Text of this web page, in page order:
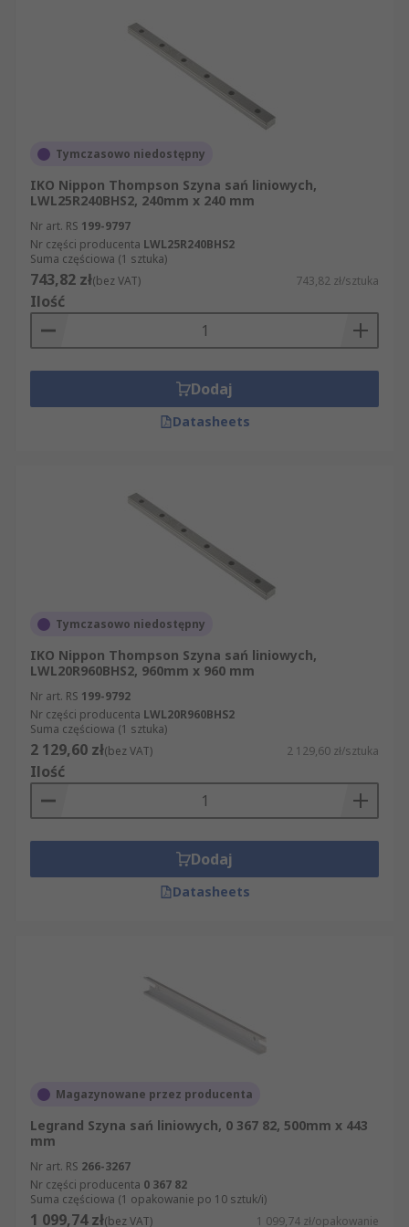
narzędzia, dostępnych w ramach takich działów
jak: Pneumatyka, hydraulika i przeniesienie
napędu i Przeniesienie napędu - Prowadnice
liniowe, szyny i wózki. Nasza strona internetowa
jest prosta w obsłudze. Mogą Państwo zawęzić
artykułów z kategorii Sanie liniowe - szyny. Mogą
Państwo sortować wyniki wyszukiwania nie tylko
według marki produktu, ale także według jego
nazwy, producenta czy dostępności w magazynie.
Tymczasowo niedostępny
IKO Nippon Thompson Szyna sań liniowych,
LWL25R240BHS2, 240mm x 240 mm
Nr art. RS 199-9797
Nr części producenta LWL25R240BHS2
Suma częściowa (1 sztuka)
743,82 zł(bez VAT) 743,82 zł/sztuka
Ilość
Dodaj
Datasheets
Tymczasowo niedostępny
IKO Nippon Thompson Szyna sań liniowych,
LWL20R960BHS2, 960mm x 960 mm
Nr art. RS 199-9792
Nr części producenta LWL20R960BHS2
Suma częściowa (1 sztuka)
2 129,60 zł(bez VAT) 2 129,60 zł/sztuka
Ilość
Dodaj
Datasheets
Magazynowane przez producenta
Legrand Szyna sań liniowych, 0 367 82, 500mm x 443
mm
Nr art. RS 266-3267
Nr części producenta 0 367 82
Suma częściowa (1 opakowanie po 10 sztuk/i)
1 099,74 zł(bez VAT) 1 099,74 zł/opakowanie